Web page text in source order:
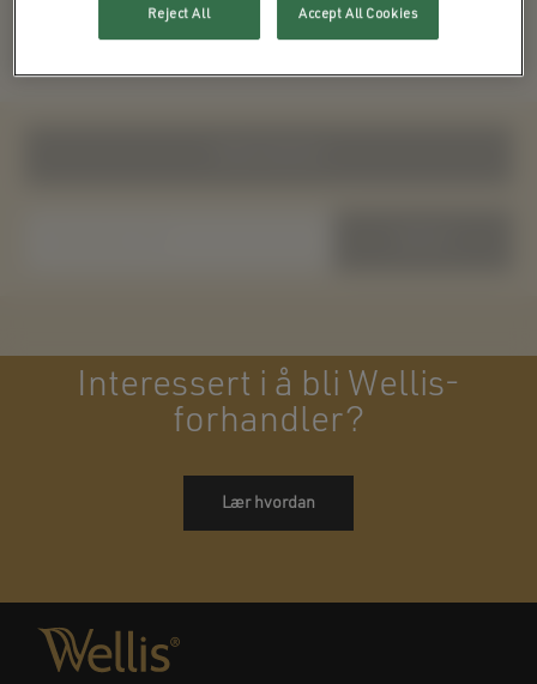
Interessert i å bli Wellis-
forhandler?
Lær hvordan
Reject All Accept All Cookies